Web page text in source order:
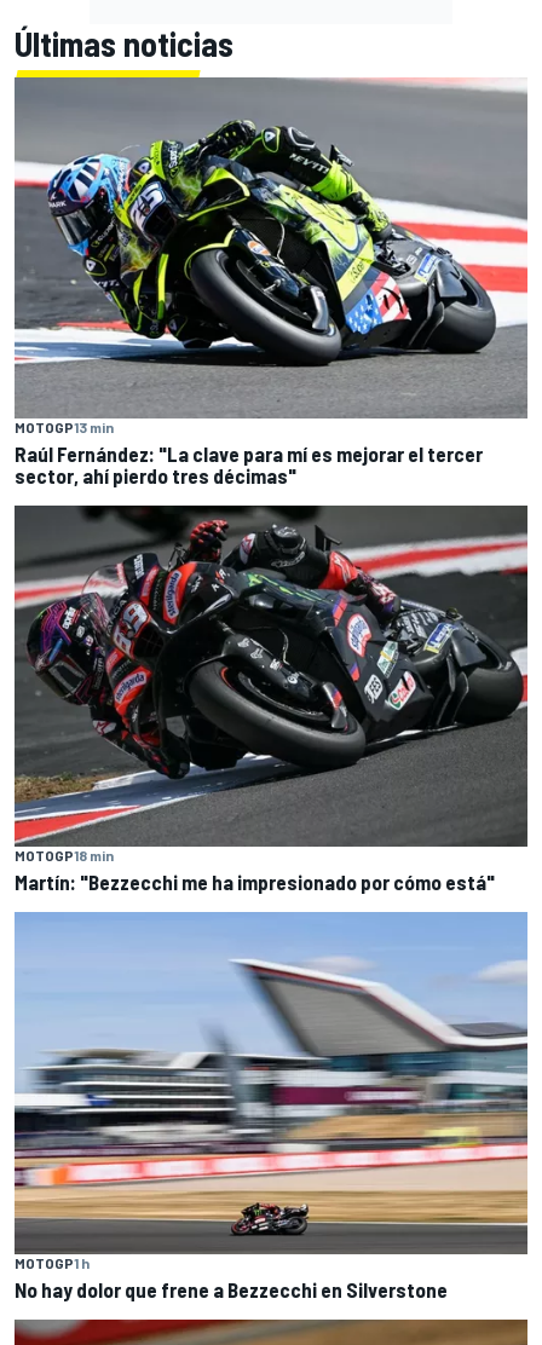
Últimas noticias
MOTOGP13 min
Raúl Fernández: "La clave para mí es mejorar el tercer
sector, ahí pierdo tres décimas"
MOTOGP18 min
Martín: "Bezzecchi me ha impresionado por cómo está"
MOTOGP1 h
No hay dolor que frene a Bezzecchi en Silverstone